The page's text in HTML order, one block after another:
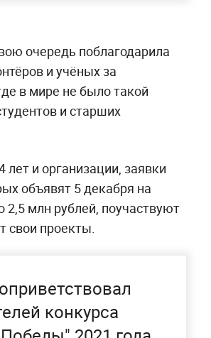
очередь поблагодарила
и учёных за
в мире не было такой
и старших
и организации, заявки
объявят 5 декабря на
млн рублей, поучаствуют
свои проекты.
конкурса